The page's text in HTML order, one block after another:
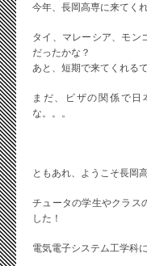
今年、長岡高専に来てく
タイ、マレーシア、モン
だったかな？
あと、短期で来てくれる
まだ、ビザの関係で
な。。。
ともあれ、ようこそ長岡
チュータの学生やクラス
した！
電気電子システム工学科に